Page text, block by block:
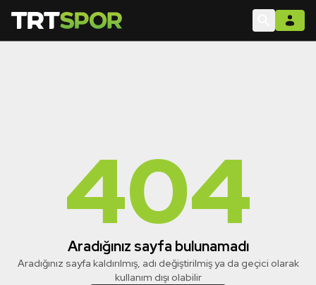
404
Aradığınız sayfa bulunamadı
Aradığınız sayfa kaldırılmış, adı değiştirilmiş ya da geçici olarak
kullanım dışı olabilir